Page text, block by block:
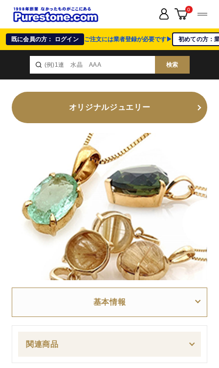
既に会員の方： ログイン ご注文には業者登録が必要です▶ 初めての方：
検索
0
オリジナルジュエリー
基本情報
関連商品